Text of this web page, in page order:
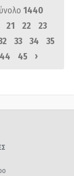
1440
21 22
23
33 34
35
44 45 ›